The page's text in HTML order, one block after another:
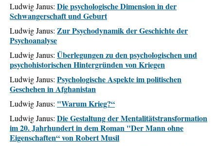
Ludwig Janus: Die psychologische Dimension in der
Schwangerschaft und Geburt
Ludwig Janus: Zur Psychodynamik der Geschichte der
Psychoanalyse
Ludwig Janus: Überlegungen zu den psychologischen und
psychohistorischen Hintergründen von Kriegen
Ludwig Janus: Psychologische Aspekte im politischen
Geschehen in Afghanistan
Ludwig Janus: "Warum Krieg?“
Ludwig Janus: Die Gestaltung der Mentalitätstransformation
im 20. Jahrhundert in dem Roman "Der Mann ohne
Eigenschaften“ von Robert Musil